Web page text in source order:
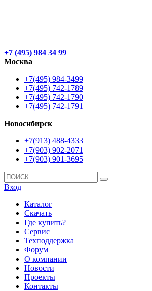
+7 (495) 984 34 99
Москва
+7(495) 984-3499
+7(495) 742-1789
+7(495) 742-1790
+7(495) 742-1791
Новосибирск
+7(913) 488-4333
+7(903) 902-2071
+7(903) 901-3695
Вход
Каталог
Скачать
Где купить?
Сервис
Техподдержка
Форум
О компании
Новости
Проекты
Контакты